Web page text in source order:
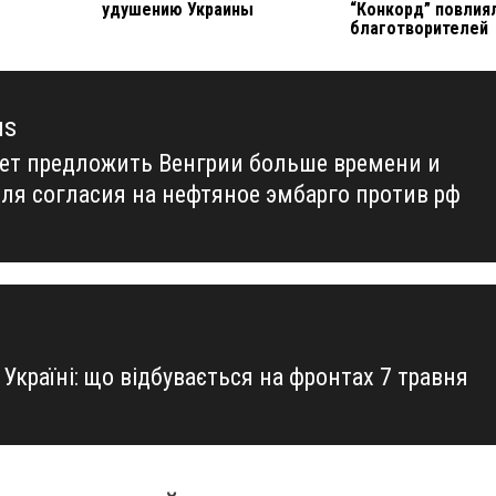
удушению Украины
“Конкорд”
благотворителей
предложить Венгрии больше времени и
согласия на нефтяное эмбарго против рф
що відбувається на фронтах 7 травня